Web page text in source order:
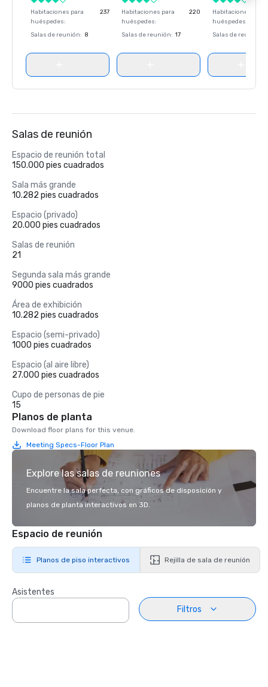
Habitaciones para
huéspedes:
237
Salas de reunión: 8
Habitaciones para
huéspedes:
220
Salas de reunión: 17
Habitaciones para
huéspedes
Salas de reunión
Salas de reunión
Espacio de reunión total
150.000 pies cuadrados
Sala más grande
10.282 pies cuadrados
Espacio (privado)
20.000 pies cuadrados
Salas de reunión
21
Segunda sala más grande
9000 pies cuadrados
Área de exhibición
10.282 pies cuadrados
Espacio (semi-privado)
1000 pies cuadrados
Espacio (al aire libre)
27.000 pies cuadrados
Cupo de personas de pie
15
Planos de planta
Download floor plans for this venue.
Meeting Specs-Floor Plan
Explore las salas de reuniones
Encuentre la sala perfecta, con gráficos de disposición y
planos de planta interactivos en 3D.
Espacio de reunión
Planos de piso interactivos Rejilla de sala de reunión
Asistentes
Filtros